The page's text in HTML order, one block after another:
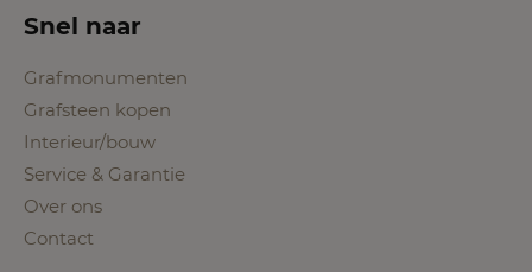
Snel naar
Grafmonumenten
Grafsteen kopen
Interieur/bouw
Service & Garantie
Over ons
Contact